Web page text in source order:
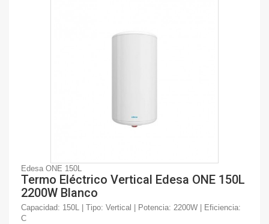
Edesa ONE 150L
Termo Eléctrico Vertical Edesa ONE 150L
2200W Blanco
Capacidad: 150L | Tipo: Vertical | Potencia: 2200W | Eficiencia:
C